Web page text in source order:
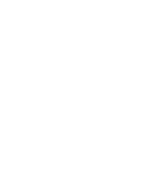
обновить ножом или
они попадут в воду, то
увядания бутона.